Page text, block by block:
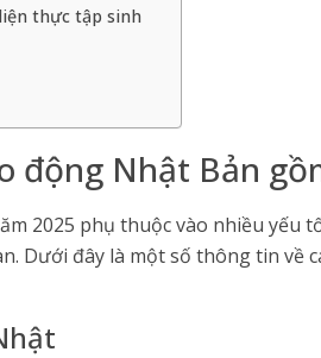
thực tập sinh
động Nhật Bản
2025 phụ thuộc vào nhiều yếu
Dưới đây là một số thông tin về